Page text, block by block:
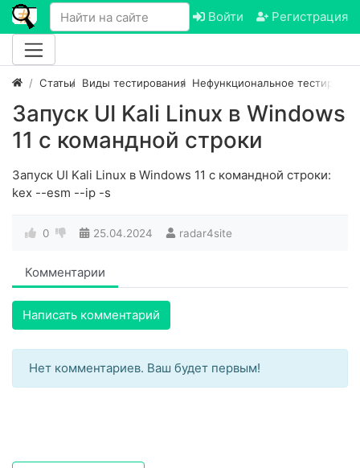
Войти Регистрация
Статьи Виды тестирования Нефункциональное
Запуск UI Kali Linux в Windows
11 с командной строки
Запуск UI Kali Linux в Windows 11 с командной строки:
kex --esm --ip -s
0 25.04.2024 radar4site
Комментарии
Написать комментарий
Нет комментариев. Ваш будет первым!